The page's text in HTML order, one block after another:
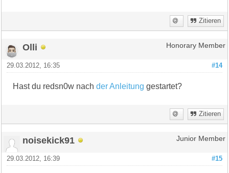
Zitieren
Olli Honorary Member
#14
29.03.2012, 16:35
Hast du redsn0w nachder Anleitung gestartet?
Zitieren
noisekick91 Junior Member
#15
29.03.2012, 16:39